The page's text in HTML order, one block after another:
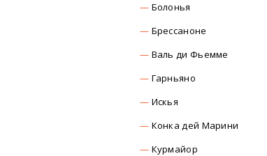
Болонья
Брессаноне
Валь ди Фьемме
Гарньяно
Искья
Конка дей Марини
Курмайор